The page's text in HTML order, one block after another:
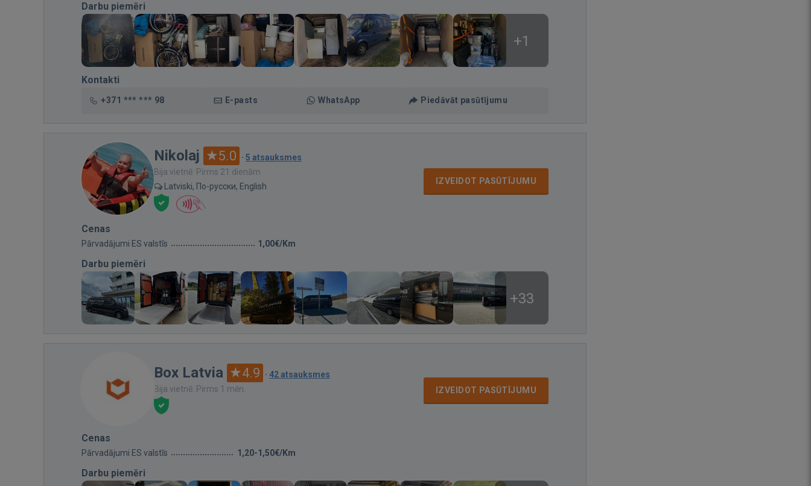
Darbu piemēri
+1
Kontakti
+371 *** *** 98 E-pasts WhatsApp Piedāvāt pasūtījumu
Nikolaj 5.0 · 5 atsauksmes
Bija vietnē: Pirms 21 dienām
Latviski, По-русски, English
IZVEIDOT PASŪTĪJUMU
Cenas
Pārvadājumi ES valstīs 1,00€/Km
Darbu piemēri
+33
Box Latvia 4.9 · 42 atsauksmes
Bija vietnē: Pirms 1 mēn.
IZVEIDOT PASŪTĪJUMU
Cenas
Pārvadājumi ES valstīs 1,20-1,50€/Km
Darbu piemēri